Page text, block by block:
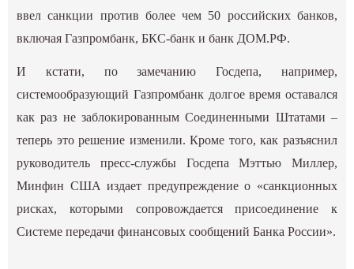
ввел санкции против более чем 50 российских банков,
включая Газпромбанк, БКС-банк и банк ДОМ.РФ.
И кстати, по замечанию Госдепа, например,
системообразующий Газпромбанк долгое время оставался
как раз не заблокированным Соединенными Штатами –
теперь это решение изменили. Кроме того, как разъяснил
руководитель пресс-службы Госдепа Мэттью Миллер,
Минфин США издает предупреждение о «санкционных
рисках, которыми сопровождается присоединение к
Системе передачи финансовых сообщений Банка России».